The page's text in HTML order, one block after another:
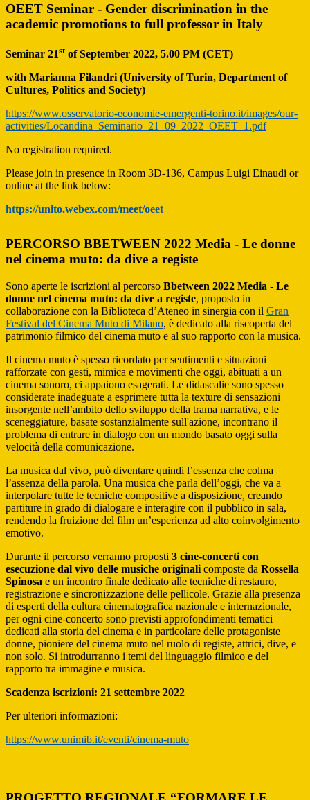
OEET Seminar - Gender discrimination in the
academic promotions to full professor in Italy
Seminar 21stof September 2022, 5.00 PM (CET)
with Marianna Filandri (University of Turin, Department of
Cultures, Politics and Society)
https://www.osservatorio-economie-emergenti-torino.it/images/our-
activities/Locandina_Seminario_21_09_2022_OEET_1.pdf
No registration required.
Please join in presence in Room 3D-136, Campus Luigi Einaudi or
online at the link below:
https://unito.webex.com/meet/oeet
PERCORSO BBETWEEN 2022 Media - Le donne
nel cinema muto: da dive a registe
Sono aperte le iscrizioni al percorso Bbetween 2022 Media - Le
donne nel cinema muto: da dive a registe, proposto in
collaborazione con la Biblioteca d’Ateneo in sinergia con il Gran
Festival del Cinema Muto di Milano, è dedicato alla riscoperta del
patrimonio filmico del cinema muto e al suo rapporto con la musica.
Il cinema muto è spesso ricordato per sentimenti e situazioni
rafforzate con gesti, mimica e movimenti che oggi, abituati a un
cinema sonoro, ci appaiono esagerati. Le didascalie sono spesso
considerate inadeguate a esprimere tutta la texture di sensazioni
insorgente nell’ambito dello sviluppo della trama narrativa, e le
sceneggiature, basate sostanzialmente sull'azione, incontrano il
problema di entrare in dialogo con un mondo basato oggi sulla
velocità della comunicazione.
La musica dal vivo, può diventare quindi l’essenza che colma
l’assenza della parola. Una musica che parla dell’oggi, che va a
interpolare tutte le tecniche compositive a disposizione, creando
partiture in grado di dialogare e interagire con il pubblico in sala,
rendendo la fruizione del film un’esperienza ad alto coinvolgimento
emotivo.
Durante il percorso verranno proposti 3 cine-concerti con
esecuzione dal vivo delle musiche originali composte da Rossella
Spinosa e un incontro finale dedicato alle tecniche di restauro,
registrazione e sincronizzazione delle pellicole. Grazie alla presenza
di esperti della cultura cinematografica nazionale e internazionale,
per ogni cine-concerto sono previsti approfondimenti tematici
dedicati alla storia del cinema e in particolare delle protagoniste
donne, pioniere del cinema muto nel ruolo di registe, attrici, dive, e
non solo. Si introdurranno i temi del linguaggio filmico e del
rapporto tra immagine e musica.
Scadenza iscrizioni: 21 settembre 2022
Per ulteriori informazioni:
https://www.unimib.it/eventi/cinema-muto